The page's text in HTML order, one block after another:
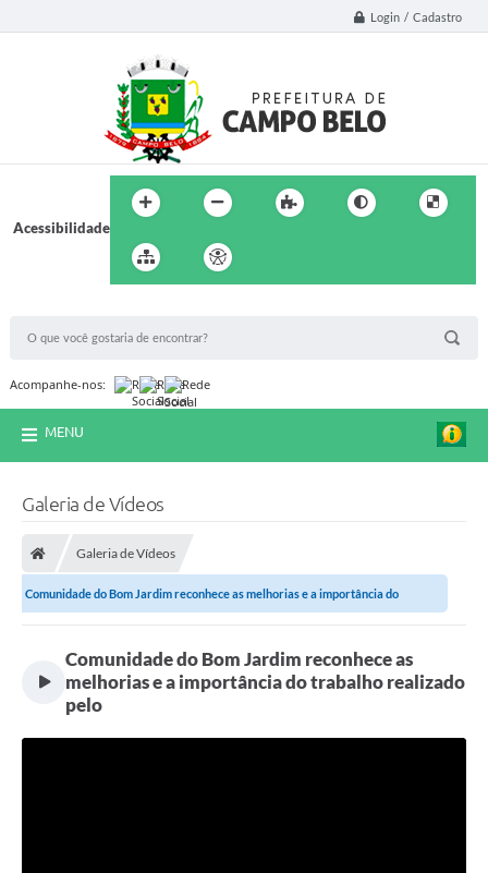
Login / Cadastro
Acessibilidade
Acompanhe-nos:
MENU
Galeria de Vídeos
Galeria de Vídeos
Comunidade do Bom Jardim reconhece as melhorias e a importância do
Comunidade do Bom Jardim reconhece as
melhorias e a importância do trabalho realizado
pelo